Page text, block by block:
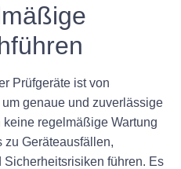
Prüfgeräte ist von
genaue und zuverlässige
regelmäßige Wartung
zu Geräteausfällen,
führen. Es